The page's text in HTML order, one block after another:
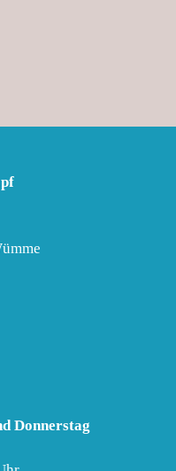
Donnerstag